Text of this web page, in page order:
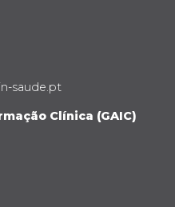
saude.pt
Clínica (GAIC)